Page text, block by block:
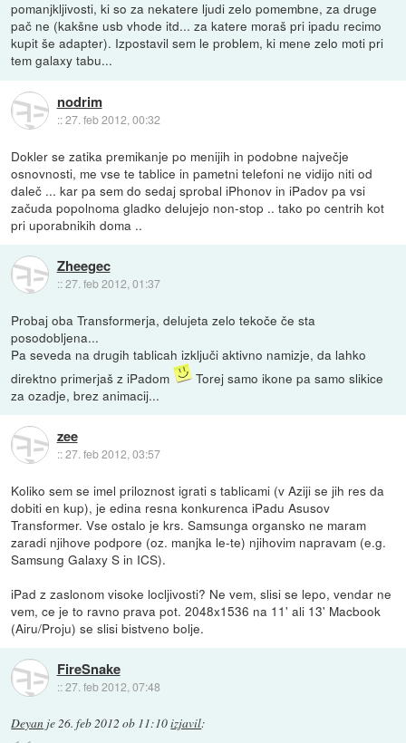
pomanjkljivosti, ki so za nekatere ljudi zelo pomembne, za druge
pač ne (kakšne usb vhode itd... za katere moraš pri ipadu recimo
kupit še adapter). Izpostavil sem le problem, ki mene zelo moti pri
tem galaxy tabu...
nodrim
::27. feb 2012, 00:32
Dokler se zatika premikanje po menijih in podobne največje
osnovnosti, me vse te tablice in pametni telefoni ne vidijo niti od
daleč ... kar pa sem do sedaj sprobal iPhonov in iPadov pa vsi
začuda popolnoma gladko delujejo non-stop .. tako po centrih kot
pri uporabnikih doma ..
Zheegec
::27. feb 2012, 01:37
Probaj oba Transformerja, delujeta zelo tekoče če sta
posodobljena...
Pa seveda na drugih tablicah izključi aktivno namizje, da lahko
direktno primerjaš z iPadom
Torej samo ikone pa samo slikice
za ozadje, brez animacij...
zee
::27. feb 2012, 03:57
Koliko sem se imel priloznost igrati s tablicami (v Aziji se jih res da
dobiti en kup), je edina resna konkurenca iPadu Asusov
Transformer. Vse ostalo je krs. Samsunga organsko ne maram
zaradi njihove podpore (oz. manjka le-te) njihovim napravam (e.g.
Samsung Galaxy S in ICS).
iPad z zaslonom visoke locljivosti? Ne vem, slisi se lepo, vendar ne
vem, ce je to ravno prava pot. 2048x1536 na 11' ali 13' Macbook
(Airu/Proju) se slisi bistveno bolje.
FireSnake
::27. feb 2012, 07:48
Deyan je 26. feb 2012 ob 11:10izjavil: